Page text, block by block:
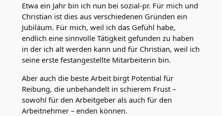
Etwa ein Jahr bin ich nun bei sozial-pr. Für mich und
Christian ist dies aus verschiedenen Gründen ein
Jubiläum. Für mich, weil ich das Gefühl habe,
endlich eine sinnvolle Tätigkeit gefunden zu haben
in der ich alt werden kann und für Christian, weil ich
seine erste festangestellte Mitarbeiterin bin.
Aber auch die beste Arbeit birgt Potential für
Reibung, die unbehandelt in schierem Frust –
sowohl für den Arbeitgeber als auch für den
Arbeitnehmer – enden können.